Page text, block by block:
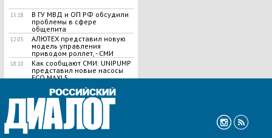
15:18
В ГУ МВД и ОП РФ обсудили
проблемы в сфере
общепита
12:05
АЛЮТЕХ представил новую
модель управления
приводом роллет, - СМИ
18:10
Как сообщают СМИ: UNIPUMP
представил новые насосы
ЕСО MAXI 5
ВСЕ НОВОСТИ »